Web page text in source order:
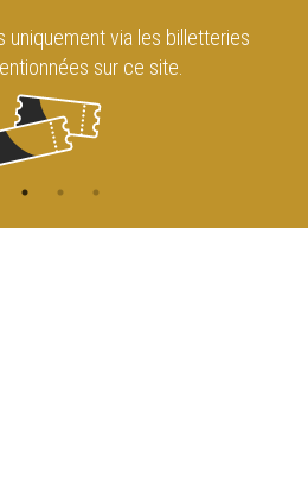
uniquement via les billetteries
sur ce site.